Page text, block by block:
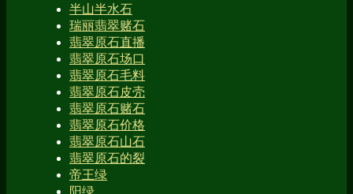
半山半水石
瑞丽翡翠赌石
翡翠原石直播
翡翠原石场口
翡翠原石毛料
翡翠原石皮壳
翡翠原石赌石
翡翠原石价格
翡翠原石山石
翡翠原石的裂
帝王绿
阳绿